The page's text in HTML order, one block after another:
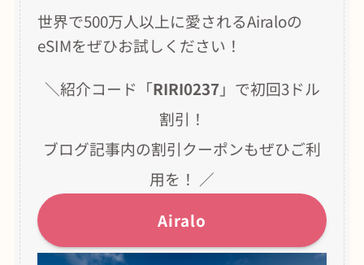
世界で500万人以上に愛されるAiraloの
eSIMをぜひお試しください！
＼紹介コード「RIRI0237」で初回3ドル
割引！
ブログ記事内の割引クーポンもぜひご利
用を！ ／
Airalo